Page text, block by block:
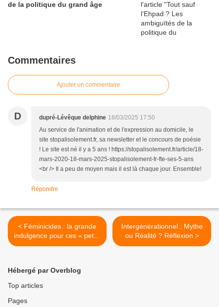
de la politique du grand âge
Commentaires
Ajouter un commentaire
D dupré-Lévêque delphine 18/03/2025 17:50
Au service de l'animation et de l'expression au domicile, le
site stopalisolement.fr, sa newsletter et le concours de poésie
! Le site est né il y a 5 ans ! https://stopalisolement.fr/article/18-
mars-2020-18-mars-2025-stopalisolement-fr-fte-ses-5-ans
<br /> Il a peu de moyen mais il est là chaque jour. Ensemble!
Répondre
< Féminicides : la grande
indulgence pour ces « petits
vieux qui pêtent les
Intergénérationnel : Mythe
ou Réalité ? Réflexion >
Hébergé par Overblog
Top articles
Pages